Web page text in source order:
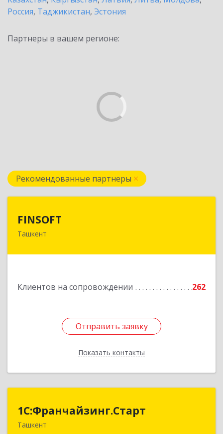
Россия, Таджикистан, Эстония
Партнеры в вашем регионе:
Рекомендованные партнеры
FINSOFT
Ташкент
Клиентов на сопровождении 262
Отправить заявку
Показать контакты
Узбекистан г.Ташкент ул. Оромбаш, дом № 69
Отправить заявку
Назад
1С:Франчайзинг.Старт
Ташкент
1С:Франчайзинг.Старт
Узбекистан, г.Ташкент, Шахантахурский район,